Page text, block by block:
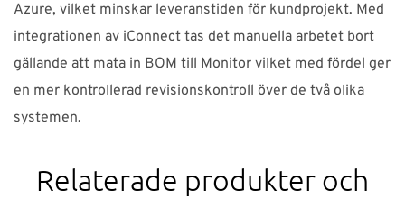
Azure, vilket minskar leveranstiden för kundprojekt. Med
integrationen av iConnect tas det manuella arbetet bort
gällande att mata in BOM till Monitor vilket med fördel ger
en mer kontrollerad revisionskontroll över de två olika
systemen.
Relaterade produkter och